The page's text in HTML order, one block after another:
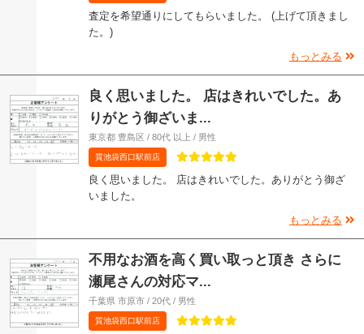
査定を希望通りにしてもらいました。 (上げて頂きまし
た。)
もっとみる
良く思いました。 店はきれいでした。あ
りがとう御ざいま...
東京都 豊島区 / 80代 以上 / 男性
質池袋西口駅前店
良く思いました。 店はきれいでした。ありがとう御ざ
いました。
もっとみる
不用なお酒を高く買い取っと頂き さらに
瀬尾さんの対応マ...
千葉県 市原市 / 20代 / 男性
質池袋西口駅前店